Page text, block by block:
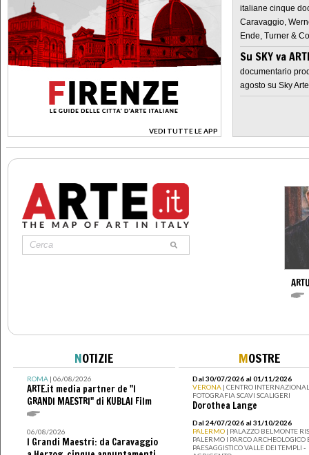
VEDI TUTTE LE APP
>
italiane cinque
Caravaggio,
Ende, Turner &
Su SKY va
documentario
agosto su Sky Arte
NOTIZIE
ROMA| 06/08/2026
ARTE.it media partner de "I
GRANDI MAESTRI" di KUBLAI Film
06/08/2026
I Grandi Maestri: da Caravaggio
MOSTRE
Dal 30/07/2026 al 01/11/2026
VERONA | CENTRO
FOTOGRAFIA SCAVI SCALIGERI
Dorothea Lange
Dal 24/07/2026 al 31/10/2026
PALERMO | PALAZZO BELMONTE
PALERMO I PARCO ARCHEOLOGICO
PAESAGGISTICO VALLE DEI TEMPLI -